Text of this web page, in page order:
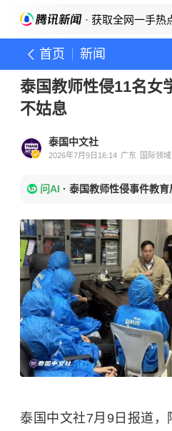
· 获取全网一手热
首页 新闻
泰国教师性侵11名女
不姑息
泰国中文社
2026年7月9日16:14 广东 国际领
问AI · 泰国教师性侵事件教育
泰国中文社7月9日报道